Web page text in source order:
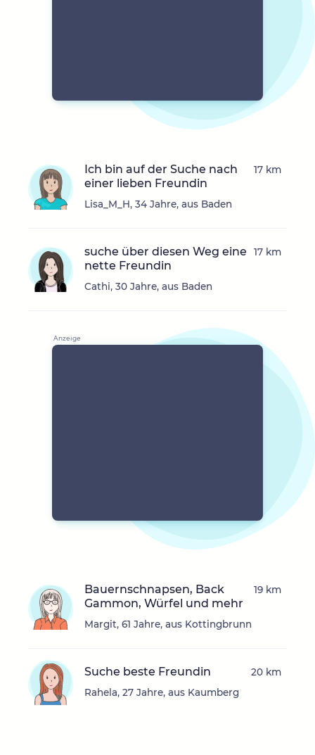
Ich bin auf der Suche nach
einer lieben Freundin
Lisa_M_H, 34 Jahre, aus Baden
17 km
suche über diesen Weg eine
nette Freundin
Cathi, 30 Jahre, aus Baden
17 km
Bauernschnapsen, Back
Gammon, Würfel und mehr
Margit, 61 Jahre, aus Kottingbrunn
19 km
Suche beste Freundin
Rahela, 27 Jahre, aus Kaumberg
20 km